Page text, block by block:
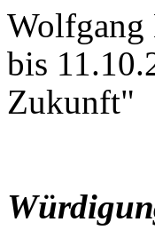
Wolfgang
bis
Zukunft"